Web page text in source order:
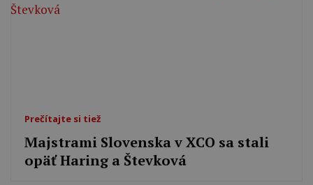
Prečítajte si tiež
Majstrami Slovenska v XCO sa stali
opäť Haring a Števková